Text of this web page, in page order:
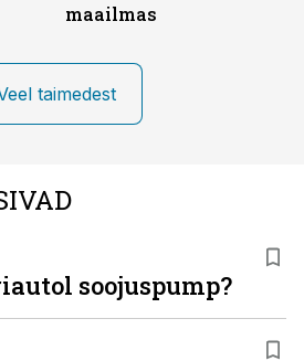
maailmas
taimedest
soojuspump?